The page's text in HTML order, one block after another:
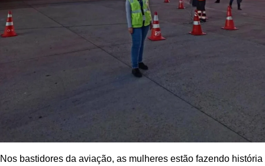
Nos bastidores da aviação, as mulheres estão fazendo história